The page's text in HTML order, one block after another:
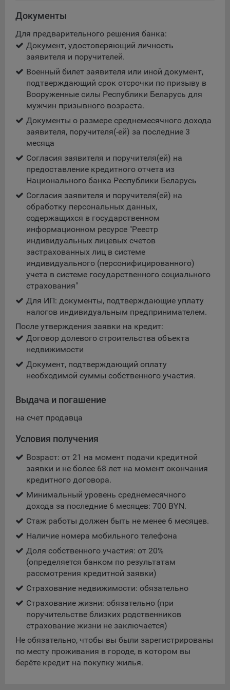
файлов cookie:
обрабатываемые на сайте файлы cookie. При этом
корректная работа сайта возможна только в случае
использования необходимых файлов cookie. В случае их
отключения может потребоваться совершать повторный
выбор предпочтений куки, языковой версии сайта, а
также могут некорректно отображаться некоторые
версии страниц.
Помимо настроек файлов cookie на сайте субъекты
персональных данных могут принять или отклонить сбор
всех или некоторых файлов cookie в настройках своего
5.1. Обеспечение удобства пользователей сайтов;
числе корректность их работы;
5.3. Сбор аналитической информации в обобщенном виде
для оценки и дальнейшего улучшения работы сайтов;
5.4. Создание и предоставление персонализированной
рекламы пользователю.
9.1. Технические (обязательные) файлы cookie, например,
применяемые при регистрации либо входе в систему, или
для оставления отзыва либо комментария. Данные файлы
cookie используются в целях обеспечения корректной
функционала пользователем, не могут быть отключены в
системах. Вместе с тем, пользователь может настроить
браузер, чтобы он блокировал такие файлы сookie или
уведомлял пользователя об их использовании — но в таком
случае некоторые разделы сайта могут не работать).
определяющие имя пользователя. Данные файлы cookie
дополнительных функций сайтов, например, для хранения
предпочтений пользователя, в том числе имени
пользователя или выбора языка, и для предотвращения
повторных прохождений опросов пользователями.
Подобные функции улучшают условия работы
пользователей с сайтом.
9.3. Файлы cookie предпочтений, например, для настройки
контента. Данные файлы cookie собирают информацию о
выборе пользователя на сайте и его предпочтениях и
выбранном пользователем городе и других местных
настройках для того, чтобы соответствующим образом
настраивать сайт.
9.4. Аналитические файлы cookie, например
Яндекс.Метрика, Google Analytics. Данные файлы cookie
собирают информацию о том, как пользователь
использовал сайты, и позволяют Обществу вносить в них
улучшения.
Аналитические файлы cookie показывают, какие страницы
сайта Общества посещаются чаще всего, помогают
выявлять трудности, возникающие при использовании
Документы
Для предварительного решения банка:
Документ, удостоверяющий личность
заявителя и поручителей.
Военный билет заявителя или иной документ,
подтверждающий срок отсрочки по призыву в
Вооруженные силы Республики Беларусь для
мужчин призывного возраста.
Документы о размере среднемесячного дохода
заявителя, поручителя(-ей) за последние 3
месяца
Согласия заявителя и поручителя(ей) на
предоставление кредитного отчета из
Национального банка Республики Беларусь
Согласия заявителя и поручителя(ей) на
обработку персональных данных,
содержащихся в государственном
информационном ресурсе "Реестр
индивидуальных лицевых счетов
застрахованных лиц в системе
индивидуального (персонифицированного)
учета в системе государственного социального
страхования"
Для ИП: документы, подтверждающие уплату
налогов индивидуальным предпринимателем.
После утверждения заявки на кредит:
Договор долевого строительства объекта
недвижимости
Документ, подтверждающий оплату
необходимой суммы собственного участия.
Выдача и погашение
на счет продавца
Условия получения
Возраст: от 21 на момент подачи кредитной
заявки и не более 68 лет на момент окончания
кредитного договора.
Минимальный уровень среднемесячного
дохода за последние 6 месяцев: 700 BYN.
Стаж работы должен быть не менее 6 месяцев.
Наличие номера мобильного телефона
Доля собственного участия: от 20%
(определяется банком по результатам
рассмотрения кредитной заявки)
Страхование недвижимости: обязательно
Страхование жизни: обязательно (при
поручительстве близких родственников
страхование жизни не заключается)
Не обязательно, чтобы вы были зарегистрированы
по месту проживания в городе, в котором вы
берёте кредит на покупку жилья.